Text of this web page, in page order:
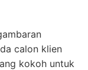
calon klien
kokoh untuk